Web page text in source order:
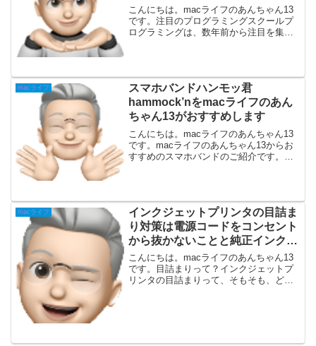
ます
こんにちは。macライフのあんちゃん13
です。注目のプログラミングスクールプ
ログラミングは、数年前から注目を集め
自宅でプログラミング...
macライフ
スマホバンドハンモッ君
hammock’nをmacライフのあん
ちゃん13がおすすめします
こんにちは。macライフのあんちゃん13
です。macライフのあんちゃん13からお
すすめのスマホバンドのご紹介です。ス
macライフ
インクジェットプリンタの目詰ま
り対策は電源コードをコンセント
から抜かないことと純正インクを
使うこと
こんにちは。macライフのあんちゃん13
です。目詰まりって？インクジェットプ
リンタの目詰まりって、そもそも、どん